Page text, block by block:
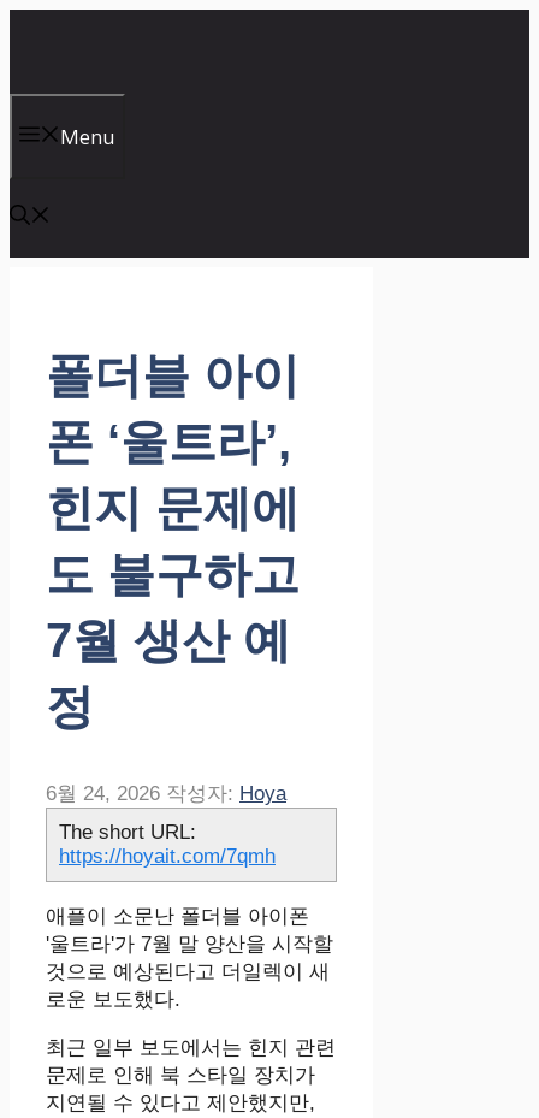
건
기
Menu
폴더블 아이
폰 ‘울트라’,
힌지 문제에
도 불구하고
7월 생산 예
정
6월 24, 2026 작성자: Hoya
The short URL:
https://hoyait.com/7qmh
애플이 소문난 폴더블 아이폰
'울트라'가 7월 말 양산을 시작할
것으로 예상된다고 더일렉이 새
로운 보도했다.
최근 일부 보도에서는 힌지 관련
문제로 인해 북 스타일 장치가
지연될 수 있다고 제안했지만,